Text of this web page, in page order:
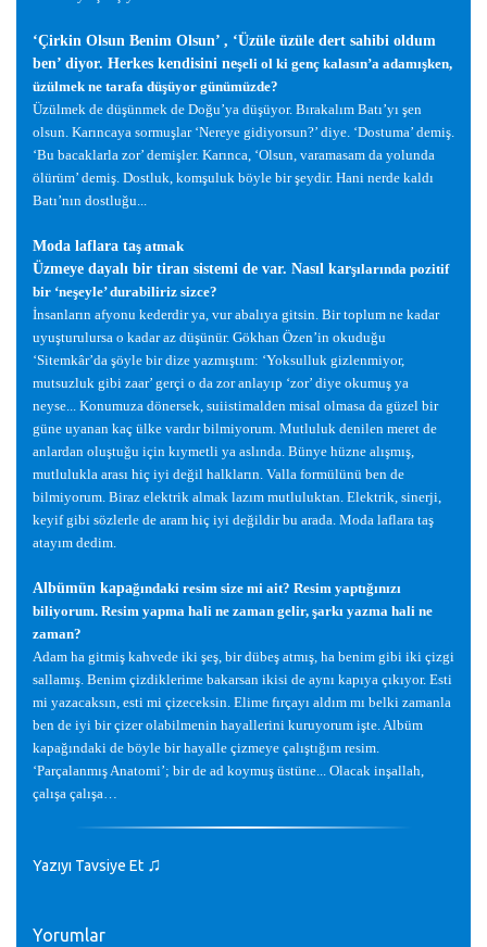
‘Çirkin Olsun Benim Olsun’ , ‘Üzüle üzüle dert sahibi oldum
ben’ diyor. Herkes kendisini neşeli ol ki genç kalasın’a adamışken,
üzülmek ne tarafa düşüyor günümüzde?
Üzülmek de düşünmek de Doğu’ya düşüyor. Bırakalım Batı’yı şen
olsun. Karıncaya sormuşlar ‘Nereye gidiyorsun?’ diye. ‘Dostuma’ demiş
‘Bu bacaklarla zor’ demişler. Karınca, ‘Olsun, varamasam da yolunda
ölürüm’ demiş . Dostluk, komşuluk böyle birşeydir. Hani nerde kaldı
Batı’nın dostluğu...
Moda laflara taş atmak
Üzmeye dayalı bir tiran sistemi de var. Nasıl karşılarında pozitif
bir ‘neşeyle’ durabiliriz sizce?
İnsanların afyonu kederdir ya, vur abalıya gitsin. Bir toplum ne kadar
uyuşturulursa o kadar az düşünür. Gökhan Özen’in okuduğu
‘Sitemkâr’da şöyle bir dize yazmıştım: ‘Yoksulluk gizlenmiyor,
mutsuzluk gibi zaar’ gerçi o da zor anlayıp ‘zor’ diye okumuş ya
neyse... Konumuza dönersek, suiistimalden misal olmasa da güzel bir
güne uyanan kaç ülke vardır bilmiyorum. Mutluluk denilen meret de
anlardan oluştuğu için kıymetli ya aslında. Bünye hüzne alışmış
mutlulukla arası hiç iyi değil halkların. Valla formülünü ben de
bilmiyorum. Biraz elektrik almak lazım mutluluktan. Elektrik, sinerji,
keyif gibi sözlerle de aram hiç iyi değildir bu arada. Moda laflara taş
atayım dedim.
Albümün kapağındaki resim size mi ait? Resim yaptığınızı
biliyorum. Resim yapma hali ne zaman gelir, şarkı yazma hali ne
zaman?
Adam ha gitmiş kahvede iki şeş , bir dübeş atmış , ha benim gibi iki çizgi
sallamış . Benim çizdiklerime bakarsan ikisi de aynı kapıya çıkıyor. Esti
mi yazacaksın, esti mi çizeceksin. Elime fırçayı aldım mı belki zamanla
ben de iyi bir çizer olabilmenin hayallerini kuruyorum işte. Albüm
kapağındaki de böyle bir hayalle çizmeye çalıştığım resim.
‘Parçalanmış Anatomi’; bir de ad koymuş üstüne... Olacak inşallah,
çalışa çalışa…
Yazıyı Tavsiye Et ♫
Yorumlar